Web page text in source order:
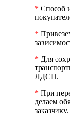
* Способ
*
* Для
ЛДСП.
* При
делаем
заказчику.